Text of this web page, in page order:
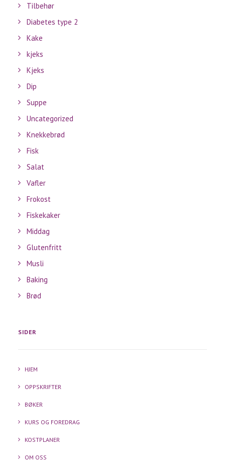
Tilbehør
Diabetes type 2
Kake
kjeks
Kjeks
Dip
Suppe
Uncategorized
Knekkebrød
Fisk
Salat
Vafler
Frokost
Fiskekaker
Middag
Glutenfritt
Musli
Baking
Brød
SIDER
HJEM
OPPSKRIFTER
BØKER
KURS OG FOREDRAG
KOSTPLANER
OM OSS